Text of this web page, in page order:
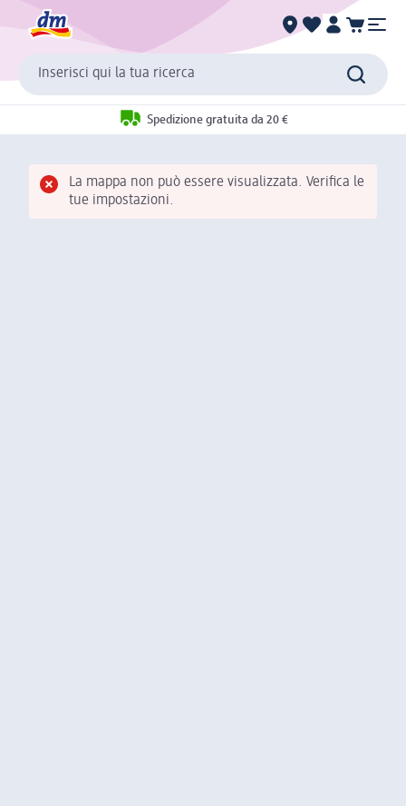
Inserisci qui la tua ricerca
Spedizione gratuita da 20 €
La mappa non può essere visualizzata. Verifica le
tue impostazioni.